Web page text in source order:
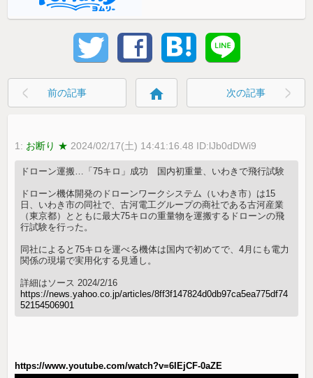
前の記事 home 次の記事
1: お断り ★ 2024/02/17(土) 14:41:16.48 ID:lJb0dDWi9
ドローン運搬…「75キロ」成功 国内初重量、いわきで飛行試験
ドローン機体開発のドローンワークシステム（いわき市）は15
日、いわき市の同社で、古河電工グループの商社である古河産業
（東京都）とともに最大75キロの重量物を運搬するドローンの飛
行試験を行った。
同社によると75キロを運べる機体は国内で初めてで、4月にも電力
関係の現場で実用化する見通し。
詳細はソース 2024/2/16
https://news.yahoo.co.jp/articles/8ff3f147824d0db97ca5ea775df74
52154506901
https://www.youtube.com/watch?v=6IEjCF-0aZE